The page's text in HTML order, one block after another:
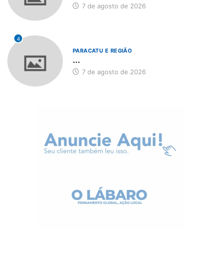
7 de agosto de 2026
4
PARACATU E REGIÃO
...
7 de agosto de 2026